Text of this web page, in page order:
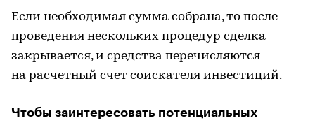
Если необходимая сумма собрана, то после
проведения нескольких процедур сделка
закрывается, и средства перечисляются
на расчетный счет соискателя инвестиций.
Чтобы заинтересовать потенциальных